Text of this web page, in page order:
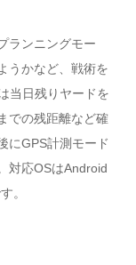
ランニングモー
うかなど、戦術を
当日残りヤードを
での残距離など確
にGPS計測モード
対応OSはAndroid
。